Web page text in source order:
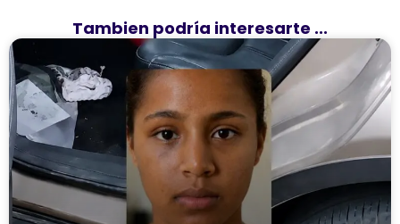
Tambien podría interesarte ...